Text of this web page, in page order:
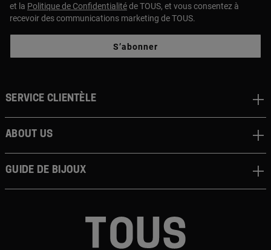
et la Politique de Confidentialitéde TOUS, et vous consentez à
recevoir des communications marketing de TOUS.
S’abonner
Service clientèle
About us
Guide de bijoux